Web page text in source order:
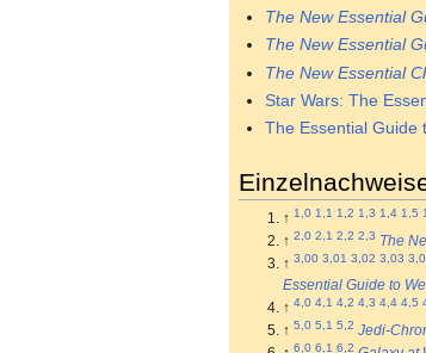
The New Essential
The New Essential
The New Essential
Star Wars: The
The Essential Guide
↑1,0 1,1 1,2 1,3 1,4 1,5
↑2,0 2,1 2,2 2,3 The
↑3,00 3,01 3,02 3,03
Essential Guide to
↑4,0 4,1 4,2 4,3 4,4 4,5
↑5,0 5,1 5,2 Jedi-
6,0 6,1 6,2